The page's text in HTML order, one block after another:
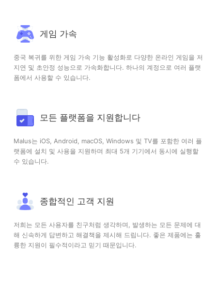
게임 가속
중국 복귀를 위한 게임 가속 기능 활성화로 다양한 온라인 게임을 저
지연 및 초안정 성능으로 가속화합니다. 하나의 계정으로 여러 플랫
폼에서 사용할 수 있습니다.
모든 플랫폼을 지원합니다
Malus는 iOS, Android, macOS, Windows 및 TV를 포함한 여러 플
랫폼에 설치 및 사용을 지원하며 최대 5개 기기에서 동시에 실행할
수 있습니다.
종합적인 고객 지원
저희는 모든 사용자를 친구처럼 생각하며, 발생하는 모든 문제에 대
해 신속하게 답변하고 해결책을 제시해 드립니다. 좋은 제품에는 훌
륭한 지원이 필수적이라고 믿기 때문입니다.